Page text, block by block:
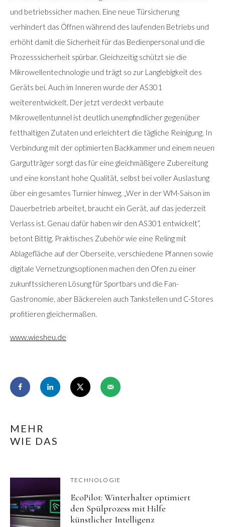
und betriebssicher machen. Eine neue Türsicherung
verhindert das Öffnen während des laufenden Betriebs und
erhöht damit die Sicherheit für das Bedienpersonal und die
Prozesssicherheit spürbar. Gleichzeitig schützt sie die
Mikrowellentechnologie und trägt so zur Langlebigkeit des
Geräts bei. Auch im Inneren wurde der AS301
weiterentwickelt. Der jetzt verdeckt verbaute
Mikrowellentunnel ist deutlich unempfindlicher gegenüber
fetthaltigen Zutaten und erleichtert die tägliche Reinigung. In
Verbindung mit der optimierten Backkammer und einem neuen
Gargutträger sorgt das für eine gleichmäßigere Zubereitung
und eine konstant hohe Qualität, selbst bei voller Auslastung
über ein gesamtes Turnier hinweg. „Wer in der WM-Saison im
Dauerbetrieb arbeitet, braucht ein Gerät, auf das jederzeit
Verlass ist. Genau dafür haben wir den AS301 entwickelt“,
betont Bittig. Praktisches Zubehör wie eine Reling mit
Ablagefläche auf der Oberseite, verschiedene Pfannen sowie
digitale Vernetzungsoptionen machen den Ofen zu einer
zukunftssicheren Lösung für Sportbars und die Fan-
Gastronomie, aber Bäckereien auch Tankstellen und C-Stores
profitieren gleichermaßen.
www.wiesheu.de
MEHR
WIE DAS
TECHNOLOGIE
EcoPilot: Winterhalter optimiert
den Spülprozess mit Hilfe
künstlicher Intelligenz